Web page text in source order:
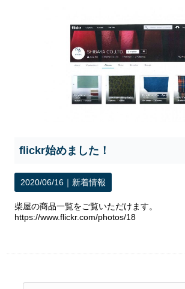
flickr始めました！
2020/06/16｜ 新着情報
柴屋の商品一覧をご覧いただけます。
https://www.flickr.com/photos/18